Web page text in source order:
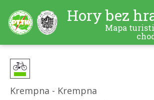
Hory bez
Mapa
Krempna - Krempna